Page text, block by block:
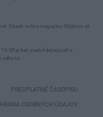
Obsah online magazínu Môjdom.sk
je bez predchádzajúceho
zákona.
PREDPLATNÉ ČASOPISU
OSOBNÝCH ÚDAJOV